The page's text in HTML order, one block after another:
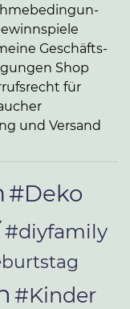
Ge­schäfts­
Shop
für
und Versand
#Deko
#diyfamily
#Kinder